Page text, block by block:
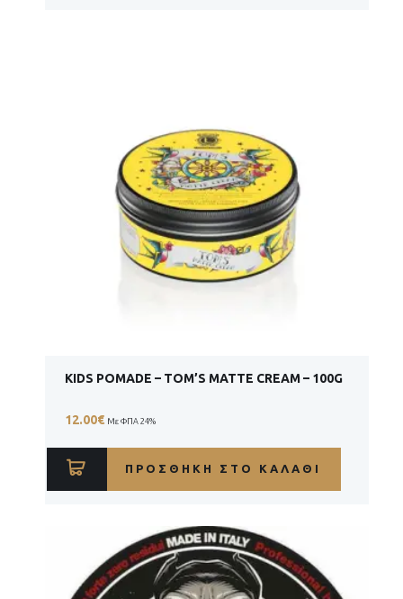
KIDS POMADE – TOM’S MATTE CREAM – 100G
12.00€ Με ΦΠΑ 24%
ΠΡΟΣΘΉΚΗ ΣΤΟ ΚΑΛΆΘΙ